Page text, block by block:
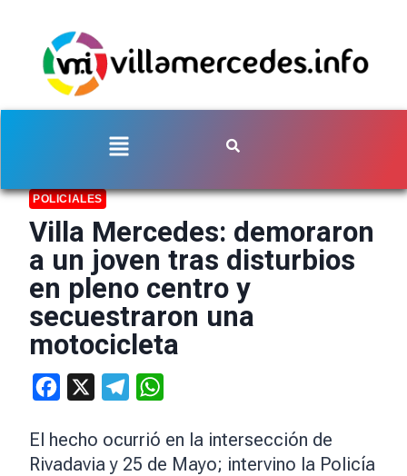
POLICIALES
Villa Mercedes: demoraron
a un joven tras disturbios
en pleno centro y
secuestraron una
motocicleta
Facebook Telegram
El hecho ocurrió en la intersección de
Rivadavia y 25 de Mayo; intervino la Policía